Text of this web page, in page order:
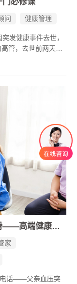
问 健康管理
发健康事件去世，
管，去世前两天公
高管慢病管理，
定性和市场信心的
企业家父母慢病缠身、自己精力下滑——高端健康管家服务平台如何为家庭托底？
家
电话——父亲血压突